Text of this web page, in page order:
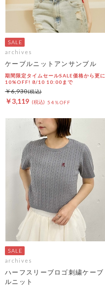
archives
ケーブルニットアンサンブル
期間限定タイムセールSALE価格から更に
10%OFF! 8/10 10:00まで
￥3,119 54％OFF
￥6,930
archives
ハーフスリーブロゴ刺繍ケーブ
ルニット